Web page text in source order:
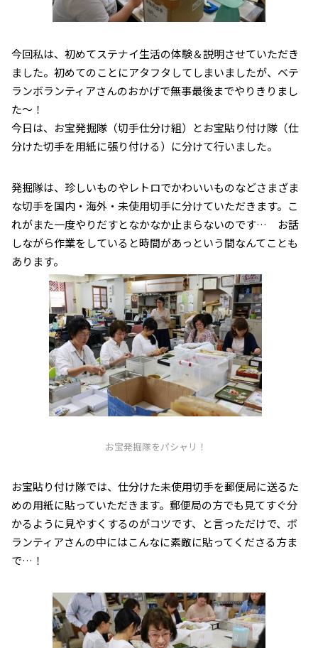
今回私は、初めてステナイ生活の体験＆説明させていただき
ました。初めてのことにアタフタしてしまいましたが、ベテ
ランボランティアさんのおかげで無事最後までやりきりまし
た～！
今日は、お宝発掘隊（切手仕分け組）とお宝貼り付け隊（仕
分けた切手を用紙に張り付ける）に分けて行いました。
発掘隊は、珍しいものやレトロでかわいいものなどさまざま
な切手を国内・海外・未使用切手に分けていただきます。こ
れがまた一度やりだすとなかなか止まらないのです… お話
しながら作業をしていると時間があっという間なんてことも
あります。
お宝発掘隊をパシャリ！
お宝貼り付け隊では、仕分けた未使用切手を郵便局に送るた
めの用紙に貼っていただきます。郵便局の方でも見てすぐ分
かるように見やすくするのがコツです、と言っただけで、ボ
ランティアさんの中にはこんなに素敵に貼ってくださる方ま
で…！